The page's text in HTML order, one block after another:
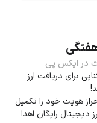
در ایکس پی
برای دریافت ارز
هویت خود را تکمیل
دیجیتال رایگان اهدا